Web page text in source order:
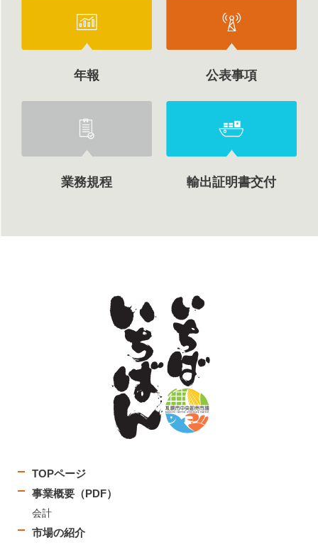
年報 公表事項
業務規程 輸出証明書交付
TOPページ
事業概要（PDF）
会計
市場の紹介